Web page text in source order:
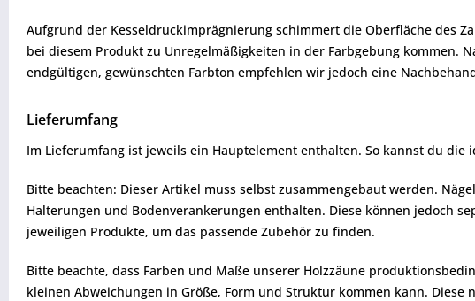
Aufgrund der Kesseldruckimprägnierung schimmert die Oberfläche des
bei diesem Produkt zu Unregelmäßigkeiten in der Farbgebung kommen.
endgültigen, gewünschten Farbton empfehlen wir jedoch eine
Lieferumfang
Im Lieferumfang ist jeweils ein Hauptelement enthalten. So kannst du
Bitte beachten: Dieser Artikel muss selbst zusammengebaut werden.
Halterungen und Bodenverankerungen enthalten. Diese können jedoch
jeweiligen Produkte, um das passende Zubehör zu finden.
Bitte beachte, dass Farben und Maße unserer Holzzäune
kleinen Abweichungen in Größe, Form und Struktur kommen kann.